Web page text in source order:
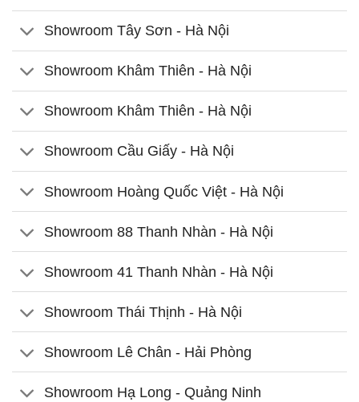
Showroom Tây Sơn - Hà Nội
Showroom Khâm Thiên - Hà Nội
Showroom Khâm Thiên - Hà Nội
Showroom Cầu Giấy - Hà Nội
Showroom Hoàng Quốc Việt - Hà Nội
Showroom 88 Thanh Nhàn - Hà Nội
Showroom 41 Thanh Nhàn - Hà Nội
Showroom Thái Thịnh - Hà Nội
Showroom Lê Chân - Hải Phòng
Showroom Hạ Long - Quảng Ninh